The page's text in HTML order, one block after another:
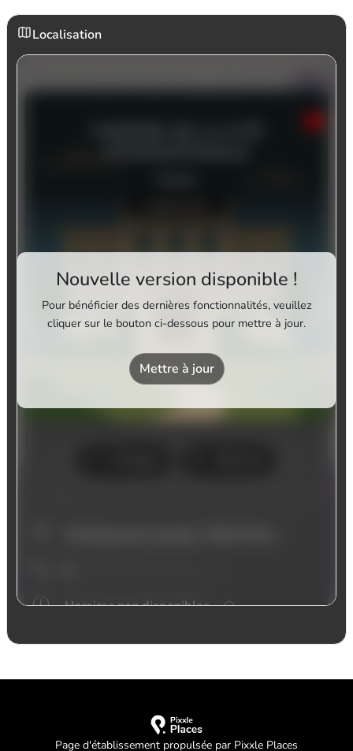
Localisation
Page d'établissement propulsée par Pixxle Places